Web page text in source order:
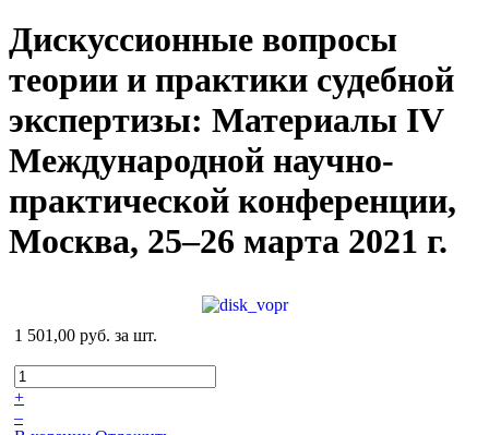
Дискуссионные вопросы
теории и практики судебной
экспертизы: Материалы IV
Международной научно-
практической конференции,
Москва, 25–26 марта 2021 г.
1 501,00 руб. за шт.
+
–